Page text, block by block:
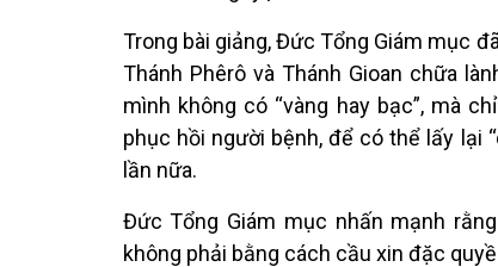
Trong bài giảng, Đức Tổng Giám mục
Thánh Phêrô và Thánh Gioan chữa
mình không có “vàng hay bạc”, mà
phục hồi người bệnh, để có thể lấy lại
lần nữa.
Đức Tổng Giám mục nhấn mạnh
không phải bằng cách cầu xin đặc